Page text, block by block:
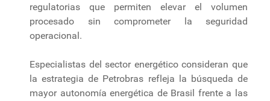
regulatorias que permiten elevar el volumen
procesado sin comprometer la seguridad
operacional.
Especialistas del sector energético consideran que
la estrategia de Petrobras refleja la búsqueda de
mayor autonomía energética de Brasil frente a las